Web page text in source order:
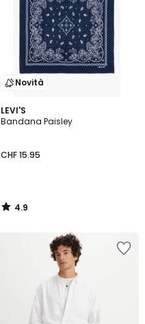
Novità
LEVI'S
Bandana Paisley
CHF 15.95
4.9
/ 5
4.9
/